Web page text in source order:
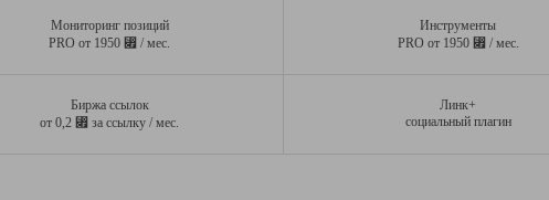
Мониторинг позиций
PRO от 1950 ⃏ / мес.
Инструменты
PRO от 1950 ⃏ / мес.
Биржа ссылок
от 0,2 ⃏ за ссылку / мес.
Линк+
социальный плагин